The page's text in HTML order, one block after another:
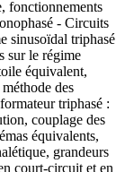
fonctionnements
- Circuits
sinusoïdal triphasé
sur le régime
équivalent,
des
triphasé :
couplage des
équivalents,
grandeurs
court-circuit et en